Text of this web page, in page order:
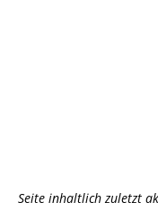
Seite inhaltlich zuletzt